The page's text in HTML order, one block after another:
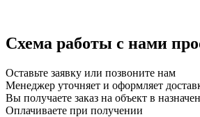
Схема работы с нами
Оставьте заявку или позвоните нам
Менеджер уточняет и оформляет
Вы получаете заказ на объект в
Оплачиваете при получении